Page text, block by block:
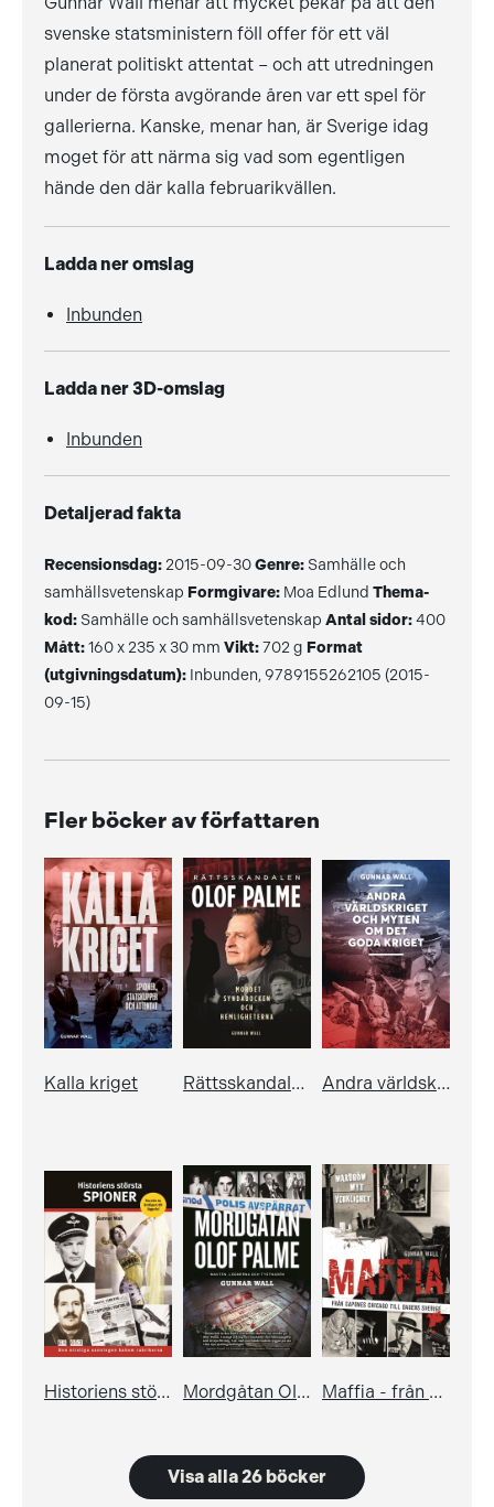
svenske statsministern föll offer för ett väl
planerat politiskt attentat – och att utredningen
under de första avgörande åren var ett spel för
gallerierna. Kanske, menar han, är Sverige idag
moget för att närma sig vad som egentligen
hände den där kalla februarikvällen.
Ladda ner omslag
Inbunden
Ladda ner 3D-omslag
Inbunden
Detaljerad fakta
Recensionsdag: 2015-09-30Genre: Samhälle och
samhällsvetenskap Formgivare: Moa Edlund Thema-
kod: Samhälle och samhällsvetenskap Antal sidor:400
Mått:160 x 235 x 30 mm Vikt:702 g Format
(utgivningsdatum): Inbunden, 9789155262105 (2015-
09-15)
Fler böcker av författaren
Kalla kriget Rättsskandalen Olof Palme Andra världskriget och myten om det goda kriget
Historiens största spioner Mordgåtan Olof Palme Maffia - från Capones Chicago till dagens Sverige
Visa alla 26 böcker